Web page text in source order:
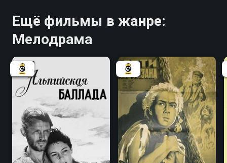
Ещё фильмы в жанре:
Мелодрама